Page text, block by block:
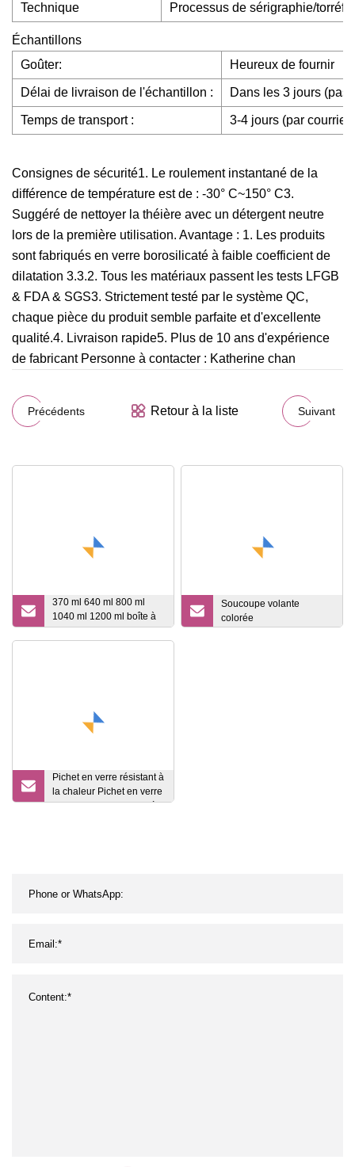
Technique Processus de sérigraphie/
Échantillons
Goûter:
Heureux de fournir
Délai de livraison de l'échantillon : Dans les 3 jours (pas
Temps de transport : 3-4 jours (par courrier
Consignes de sécurité1. Le roulement instantané de la
différence de température est de : -30° C~150° C3.
Suggéré de nettoyer la théière avec un détergent neutre
lors de la première utilisation. Avantage : 1. Les produits
sont fabriqués en verre borosilicaté à faible coefficient de
dilatation 3.3.2. Tous les matériaux passent les tests LFGB
& FDA & SGS3. Strictement testé par le système QC,
chaque pièce du produit semble parfaite et d'excellente
qualité.4. Livraison rapide5. Plus de 10 ans d'expérience
de fabricant Personne à contacter : Katherine chan
Précédents Retour à la liste Suivant
370 ml 640 ml 800 ml
1040 ml 1200 ml boîte à
lunch personnelle en gros
Soucoupe volante
colorée
Pichet en verre résistant à
la chaleur Pichet en verre
avec couvercle Carafe à